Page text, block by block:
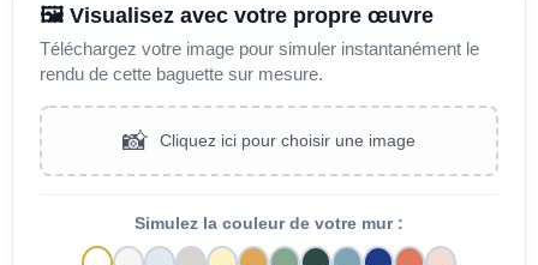
🖼️ Visualisez avec votre propre œuvre
Téléchargez votre image pour simuler instantanément le
rendu de cette baguette sur mesure.
📸 Cliquez ici pour choisir une image
Simulez la couleur de votre mur :